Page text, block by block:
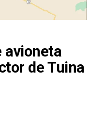
avioneta
de Tuina